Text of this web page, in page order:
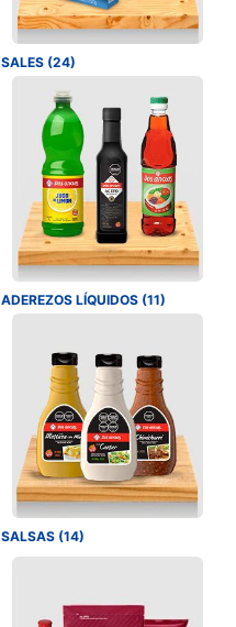
SALES (24)
ADEREZOS LÍQUIDOS (11)
SALSAS (14)